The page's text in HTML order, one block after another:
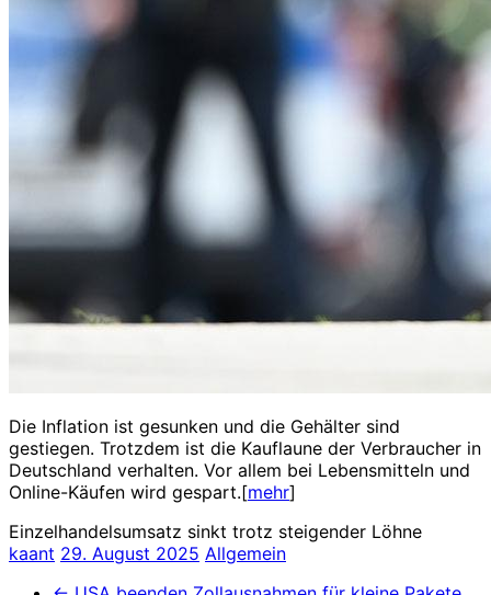
Die Inflation ist gesunken und die Gehälter sind
gestiegen. Trotzdem ist die Kauflaune der Verbraucher in
Deutschland verhalten. Vor allem bei Lebensmitteln und
Online-Käufen wird gespart.[mehr]
Einzelhandelsumsatz sinkt trotz steigender Löhne
kaant 29. August 2025 Allgemein